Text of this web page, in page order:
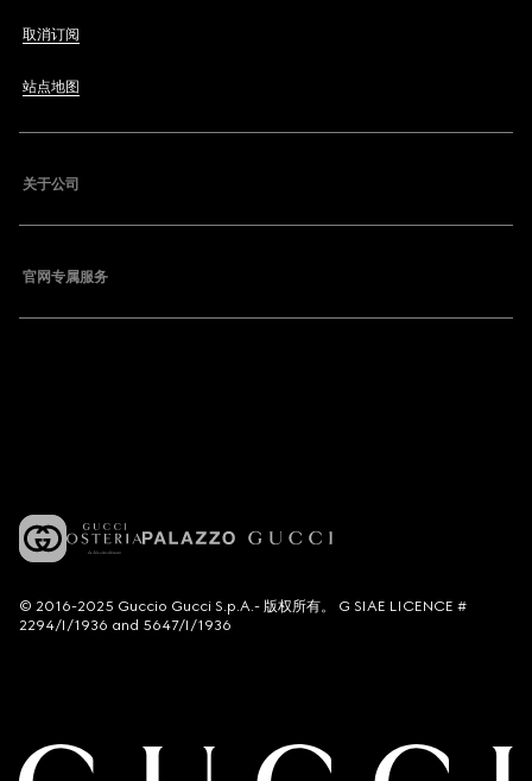
取消订阅
站点地图
关于公司
官网专属服务
© 2016-2025 Guccio Gucci S.p.A.- 版权所有。 G SIAE LICENCE #
2294/I/1936 and 5647/I/1936